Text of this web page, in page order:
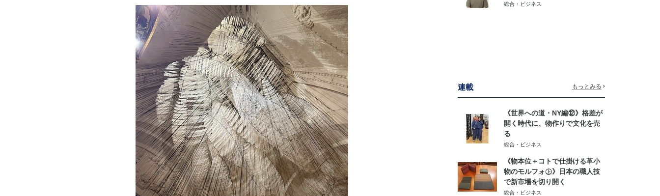
総合・ビジネス
連載 もっとみる
《世界への道・NY編⑫》格差が
開く時代に、物作りで文化を売
る
総合・ビジネス
《物本位＋コトで仕掛ける革小
物のモルフォ㊤》日本の職人技
で新市場を切り開く
総合・ビジネス